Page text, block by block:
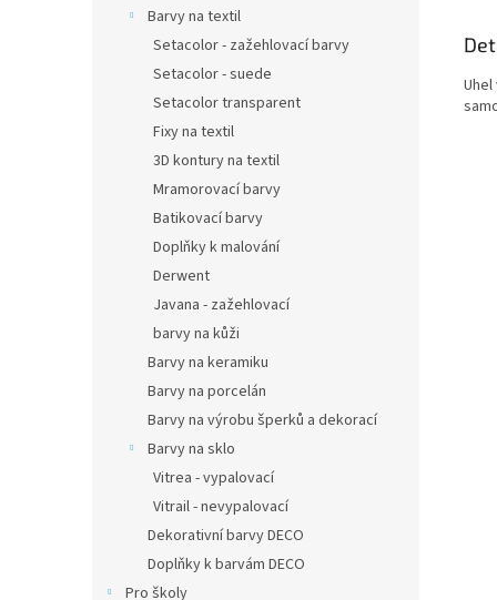
Barvy na textil
Setacolor - zažehlovací barvy
Setacolor - suede
Setacolor transparent
Fixy na textil
3D kontury na textil
Mramorovací barvy
Batikovací barvy
Doplňky k malování
Derwent
Javana - zažehlovací
barvy na kůži
Barvy na keramiku
Barvy na porcelán
Barvy na výrobu šperků a dekorací
Barvy na sklo
Vitrea - vypalovací
Vitrail - nevypalovací
Dekorativní barvy DECO
Doplňky k barvám DECO
Pro školy